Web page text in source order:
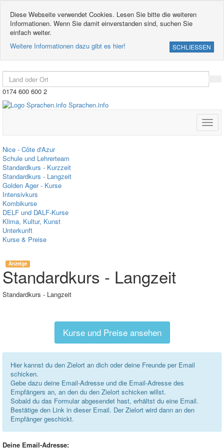
Diese Webseite verwendet Cookies. Lesen Sie bitte die weiteren
Informationen. Wenn Sie damit einverstanden sind, suchen Sie
einfach weiter.
Weitere Informationen dazu gibt es hier!
SCHLIESSEN
0174 600 600 2
Sprachen.info
Nice - Côte d'Azur
Schule und Lehrerteam
Standardkurs - Kurzzeit
Standardkurs - Langzeit
Golden Ager - Kurse
Intensivkurs
Kombikurse
DELF und DALF-Kurse
Klima, Kultur, Kunst
Unterkunft
Kurse & Preise
Anzeige
Standardkurs - Langzeit
Standardkurs - Langzeit
Kurse und Preise ansehen
Hier kannst du den Zielort an dich oder deine Freunde per Email
schicken.
Gebe dazu deine Email-Adresse und die Email-Adresse des
Empfängers an, an den du den Zielort schicken willst.
Sobald du das Formular abgesendet hast, erhältst du eine Email.
Bestätige den Link in dieser Email. Der Zielort wird dann an den
Empfänger geschickt.
Deine Email-Adresse: